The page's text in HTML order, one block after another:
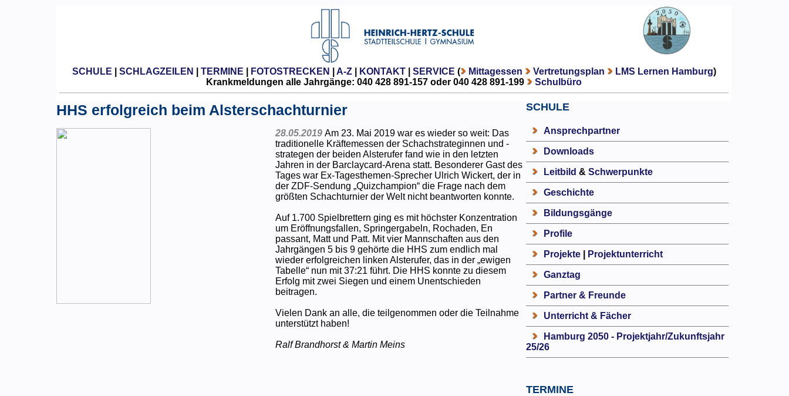
SCHULE SCHLAGZEILEN TERMINE FOTOSTRECKEN A-Z| KONTAKT| SERVICE ( Mittagessen Vertretungsplan LMS Lernen Hamburg)
Krankmeldungen alle Jahrgänge: 040 428 891-157 oder 040 428 891-199
Schulbüro
HHS erfolgreich beim Alsterschachturnier
28.05.2019 Am 23. Mai 2019 war es wieder so weit: Das
traditionelle Kräftemessen der Schachstrateginnen und -
strategen der beiden Alsterufer fand wie in den letzten
Jahren in der Barclaycard-Arena statt. Besonderer Gast des
Tages war Ex-Tagesthemen-Sprecher Ulrich Wickert, der in
der ZDF-Sendung „Quizchampion“ die Frage nach dem
größten Schachturnier der Welt nicht beantworten konnte.
Auf 1.700 Spielbrettern ging es mit höchster Konzentration
um Eröffnungsfallen, Springergabeln, Rochaden, En
passant, Matt und Patt. Mit vier Mannschaften aus den
Jahrgängen 5 bis 9 gehörte die HHS zum endlich mal
wieder erfolgreichen linken Alsterufer, das in der „ewigen
Tabelle“ nun mit 37:21 führt. Die HHS konnte zu diesem
Erfolg mit zwei Siegen und einem Unentschieden
beitragen.
Vielen Dank an alle, die teilgenommen oder die Teilnahme
unterstützt haben!
Ralf Brandhorst & Martin Meins
SCHULE
Ansprechpartner
Downloads
Leitbild & Schwerpunkte
Geschichte
Bildungsgänge
Profile
Projekte| Projektunterricht
Ganztag
Partner & Freunde
Unterricht & Fächer
Hamburg 2050 - Projektjahr/Zukunftsjahr
25/26
TERMINE